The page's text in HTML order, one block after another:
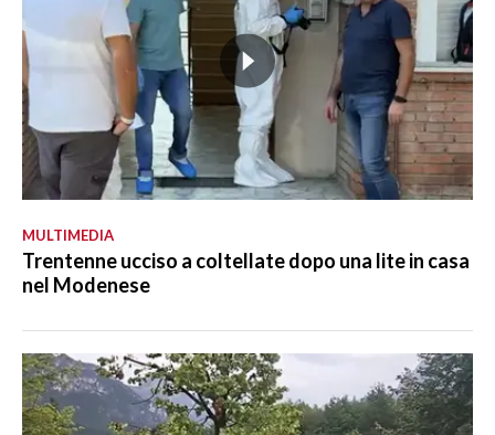
MULTIMEDIA
Trentenne ucciso a coltellate dopo una lite in casa
nel Modenese